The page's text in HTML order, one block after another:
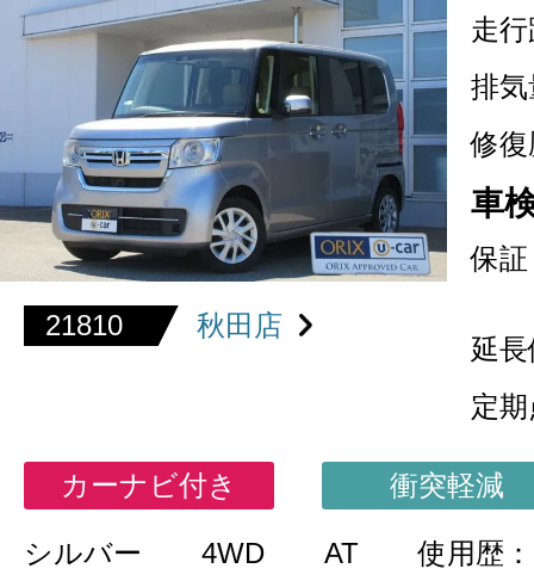
21810 秋田店
走
排気
修復
車
保証
延
定
カーナビ付き 衝突軽減
シルバー 4WD AT
使用歴